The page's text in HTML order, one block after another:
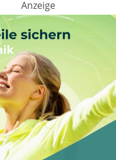
Anzeige